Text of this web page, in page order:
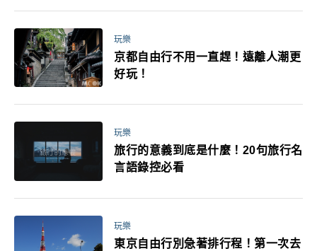
玩樂
京都自由行不用一直趕！遠離人潮更
好玩！
玩樂
旅行的意義到底是什麼！20句旅行名
言語錄控必看
玩樂
東京自由行別急著排行程！第一次去